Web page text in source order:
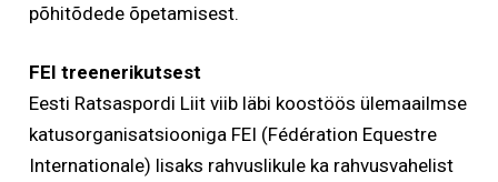
põhitõdede õpetamisest.
FEI treenerikutsest
Eesti Ratsaspordi Liit viib läbi koostöös ülemaailmse
katusorganisatsiooniga FEI (Fédération Equestre
Internationale) lisaks rahvuslikule ka rahvusvahelist